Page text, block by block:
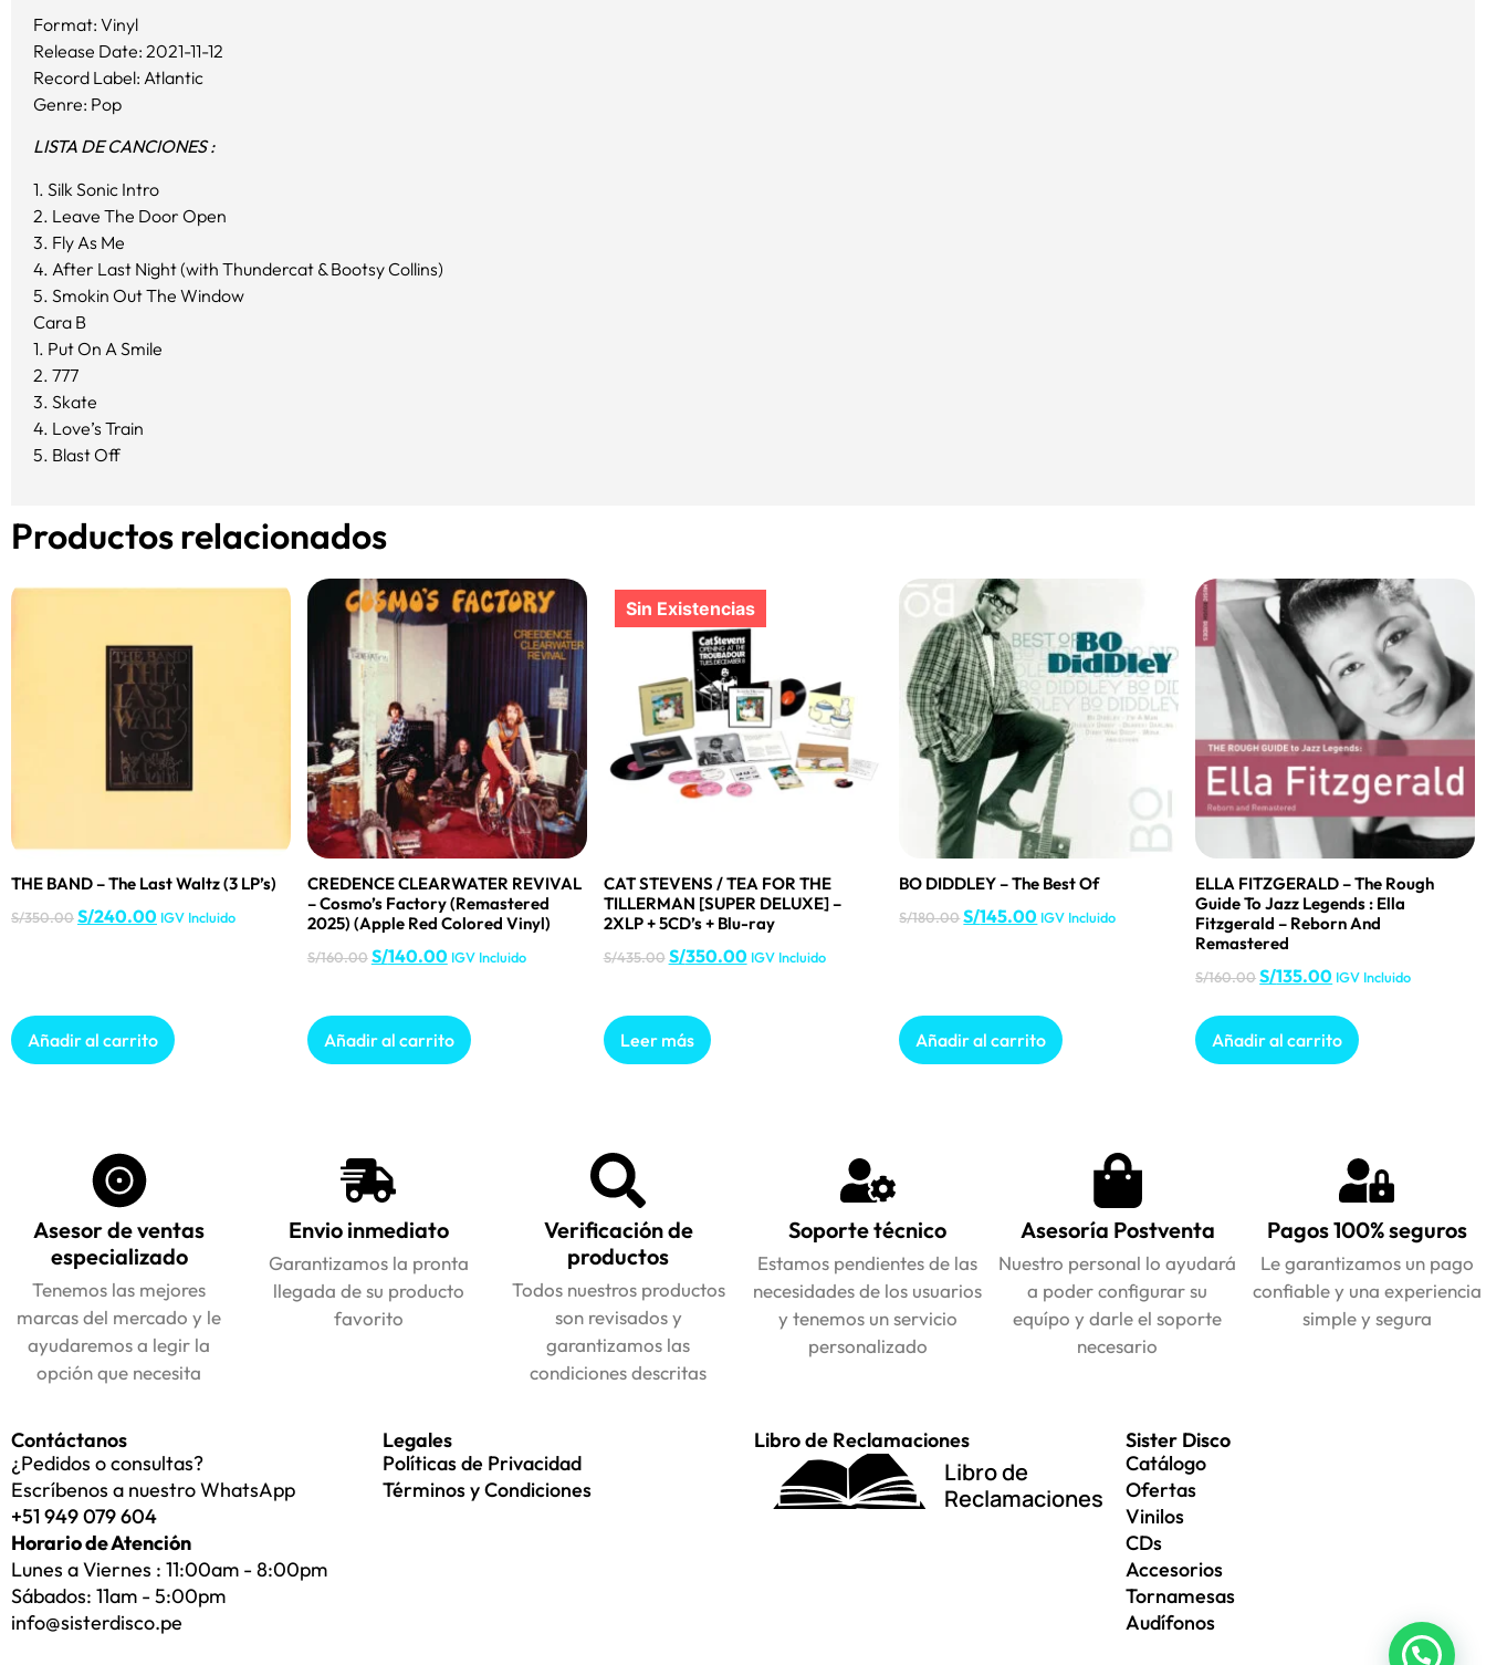
Format: Vinyl
Release Date: 2021-11-12
Record Label: Atlantic
Genre: Pop
LISTA DE CANCIONES :
1. Silk Sonic Intro
2. Leave The Door Open
3. Fly As Me
4. After Last Night (with Thundercat & Bootsy Collins)
5. Smokin Out The Window
Cara B
1. Put On A Smile
2. 777
3. Skate
4. Love’s Train
5. Blast Off
Productos relacionados
THE BAND – The Last Waltz (3 LP’s)
S/350.00S/240.00 IGV Incluido
Añadir al carrito
CREDENCE CLEARWATER REVIVAL
– Cosmo’s Factory (Remastered
2025) (Apple Red Colored Vinyl)
S/160.00 S/140.00 IGV Incluido
Añadir al carrito
CAT STEVENS / TEA FOR THE
TILLERMAN [SUPER DELUXE] –
2XLP + 5CD’s + Blu-ray
S/435.00 S/350.00 IGV Incluido
Leer más
BO DIDDLEY – The Best Of
S/180.00 S/145.00 IGV Incluido
Añadir al carrito
ELLA FITZGERALD – The Rough
Guide To Jazz Legends : Ella
Fitzgerald – Reborn And
Remastered
S/160.00S/135.00 IGV Incluido
Añadir al carrito
Asesor de ventas
especializado
Tenemos las mejores
marcas del mercado y le
ayudaremos a legir la
opción que necesita
Envio inmediato
Garantizamos la pronta
llegada de su producto
favorito
Verificación de
productos
Todos nuestros productos
son revisados y
garantizamos las
condiciones descritas
Soporte técnico
Estamos pendientes de las
necesidades de los usuarios
y tenemos un servicio
personalizado
Asesoría Postventa
Nuestro personal lo ayudará
a poder configurar su
equípo y darle el soporte
necesario
Pagos 100% seguros
Le garantizamos un pago
confiable y una experiencia
simple y segura
Contáctanos
¿Pedidos o consultas?
Escríbenos a nuestro WhatsApp
+51 949 079 604
Horario de Atención
Lunes a Viernes : 11:00am - 8:00pm
Sábados: 11am - 5:00pm
info@sisterdisco.pe
Legales
Políticas de Privacidad
Términos y Condiciones
Libro de Reclamaciones
Libro de
Reclamaciones
Sister Disco
Catálogo
Ofertas
Vinilos
CDs
Accesorios
Tornamesas
Audífonos